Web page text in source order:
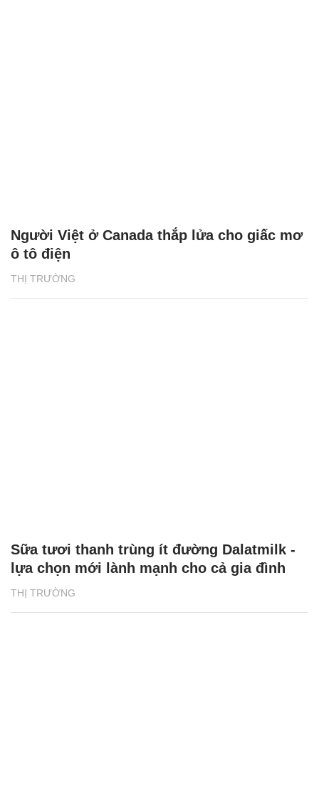
THỊ TRƯỜNG
Người Việt ở Canada thắp lửa cho giấc mơ
ô tô điện
THỊ TRƯỜNG
Sữa tươi thanh trùng ít đường Dalatmilk -
lựa chọn mới lành mạnh cho cả gia đình